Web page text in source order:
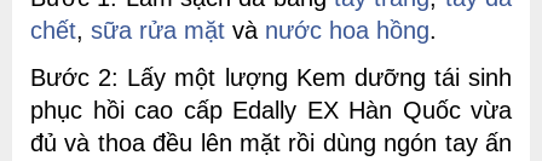
chết, sữa rửa mặt và nước hoa hồng.
Bước 2: Lấy một lượng Kem dưỡng tái sinh
phục hồi cao cấp Edally EX Hàn Quốc vừa
đủ và thoa đều lên mặt rồi dùng ngón tay ấn